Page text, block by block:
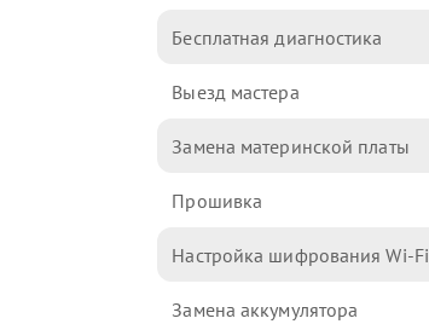
Бесплатная диагностика
Выезд мастера
Замена материнской платы
Прошивка
Настройка шифрования Wi-Fi
Замена аккумулятора